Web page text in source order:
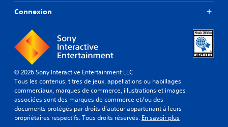
Connexion
© 2026 Sony Interactive Entertainment LLC
Tous les contenus, titres de jeux, appellations ou habillages
commerciaux, marques de commerce, illustrations et images
associées sont des marques de commerce et/ou des
documents protégés par droits d'auteur appartenant à leurs
propriétaires respectifs. Tous droits réservés. En savoir plus